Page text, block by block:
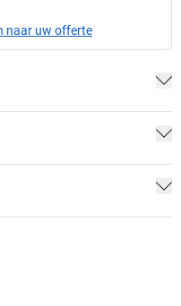
naar uw offerte